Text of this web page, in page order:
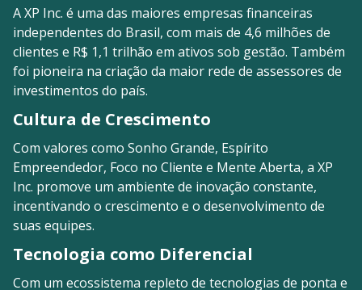
A XP Inc. é uma das maiores empresas financeiras
independentes do Brasil, com mais de 4,6 milhões de
clientes e R$ 1,1 trilhão em ativos sob gestão. Também
foi pioneira na criação da maior rede de assessores de
investimentos do país.
Cultura de Crescimento
Com valores como Sonho Grande, Espírito
Empreendedor, Foco no Cliente e Mente Aberta, a XP
Inc. promove um ambiente de inovação constante,
incentivando o crescimento e o desenvolvimento de
suas equipes.
Tecnologia como Diferencial
Com um ecossistema repleto de tecnologias de ponta e